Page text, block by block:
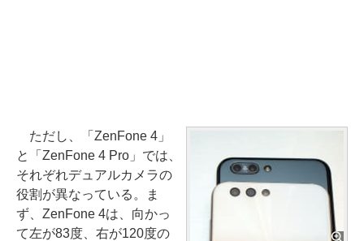
ただし、「ZenFone 4」
と「ZenFone 4 Pro」では、
それぞれデュアルカメラの
役割が異なっている。ま
ず、ZenFone 4は、向かっ
て左が83度、右が120度の